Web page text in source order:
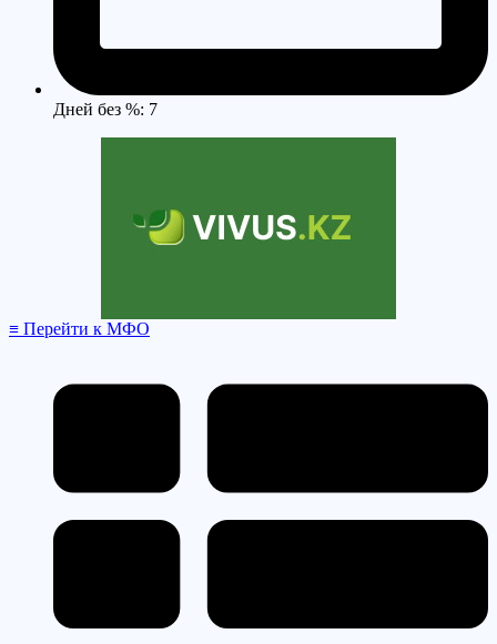
Дней без %: 7
≡ Перейти к МФО